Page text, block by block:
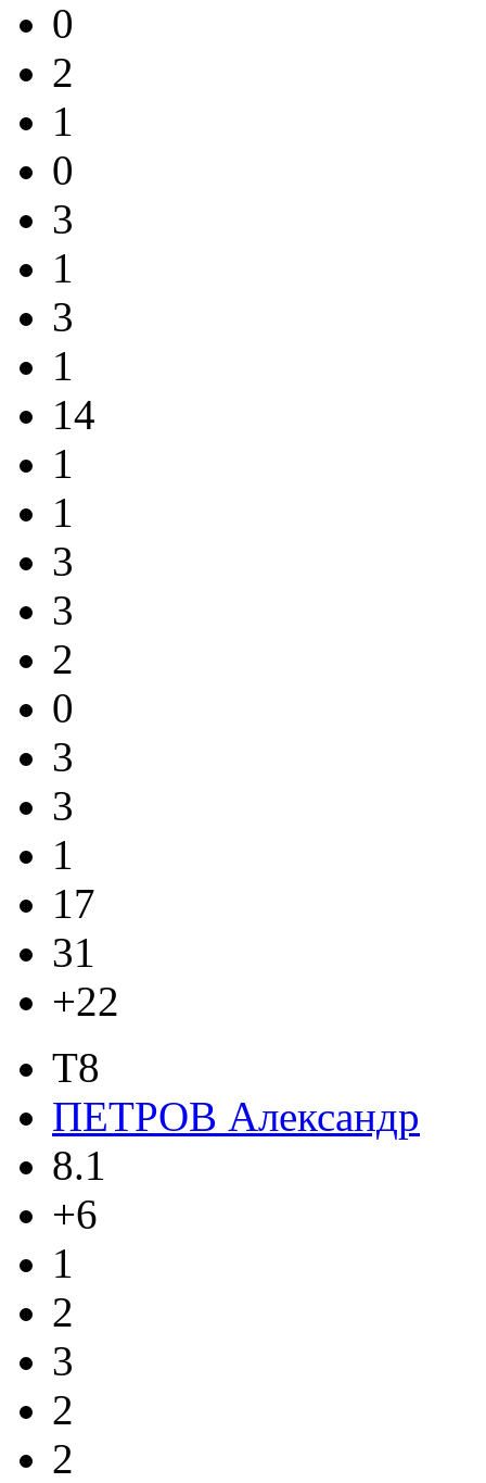
0
2
1
0
3
1
3
1
14
1
1
3
3
2
0
3
3
1
17
31
+22
T8
ПЕТРОВ Александр
8.1
+6
1
2
3
2
2